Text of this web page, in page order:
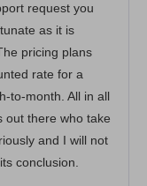
request you
as it is
pricing plans
rate for a
to-month. All in all
out there who take
and I will not
conclusion.